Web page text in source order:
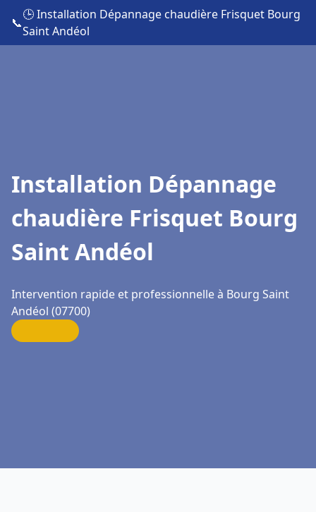
📞
🕒 Installation Dépannage chaudière Frisquet Bourg
Saint Andéol
Installation Dépannage
chaudière Frisquet Bourg
Saint Andéol
Intervention rapide et professionnelle à Bourg Saint
Andéol (07700)